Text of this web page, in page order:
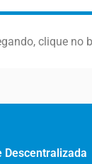
clique no
Descentralizada